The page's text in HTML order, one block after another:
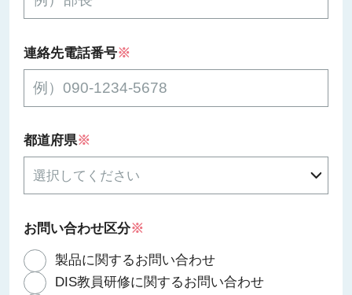
連絡先電話番号※
都道府県※
お問い合わせ区分※
製品に関するお問い合わせ
DIS教員研修に関するお問い合わせ